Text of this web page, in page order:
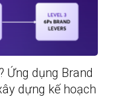
Ứng dụng Brand
dựng kế hoạch